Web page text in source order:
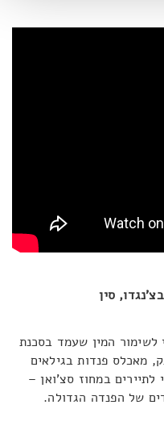
המין שעמד בסכנת
מאכלס פנדות בגילאים
לתיירים במחוז סצ'ואן –
של הפנדה הגדולה.